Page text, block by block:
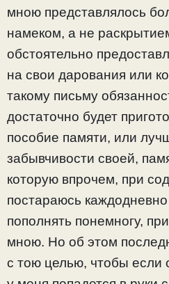
мною представлялось
намеком, а не
обстоятельно
на свои дарования или
такому письму
достаточно будет
пособие памяти, или
забывчивости своей,
которую впрочем, при
постараюсь
пополнять понемногу,
мною. Но об этом
с тою целью, чтобы если